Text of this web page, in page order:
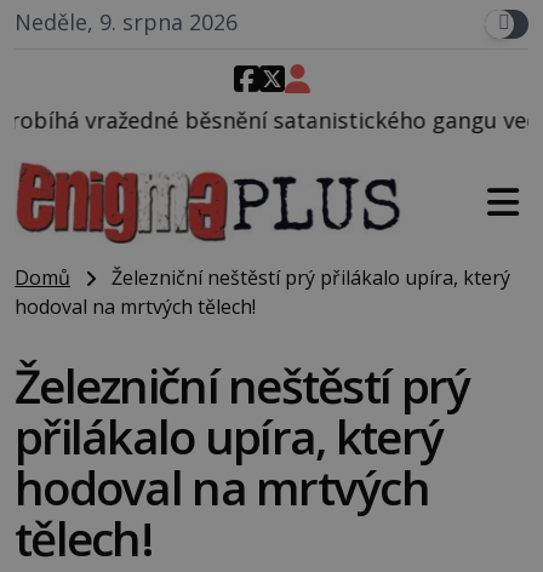
Neděle, 9. srpna 2026
satanistického gangu vedeného Charlesem
Domů
Železniční neštěstí prý přilákalo upíra, který
hodoval na mrtvých tělech!
Železniční neštěstí prý
přilákalo upíra, který
hodoval na mrtvých
tělech!